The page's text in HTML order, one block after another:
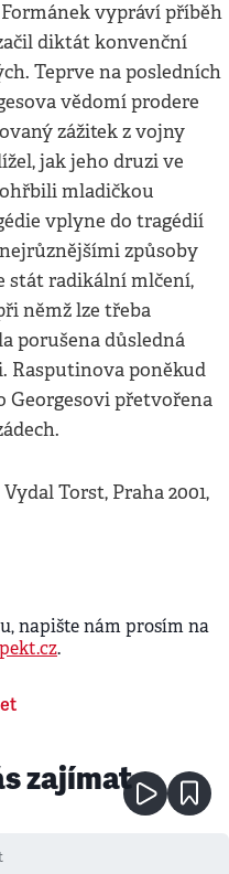
Formánek vypráví příběh
diktát konvenční
Teprve na posledních
vědomí prodere
zážitek z vojny
jak jeho druzi ve
mladičkou
vplyne do tragédií
způsoby
stát radikální mlčení,
němž lze třeba
porušena důsledná
Rasputinova poněkud
Georgesovi přetvořena
Vydal Torst, Praha 2001,
napište nám prosím na
.
zajímat